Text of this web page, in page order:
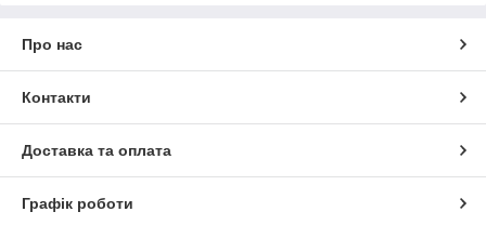
Про нас
Контакти
Доставка та оплата
Графік роботи